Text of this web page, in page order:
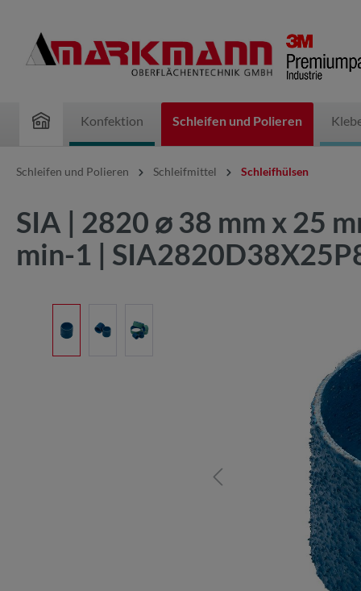
Konfektion Schleifen und Polieren
Schleifen und Polieren Schleifmittel Schleifhülsen
SIA | 2820 ⌀ 38 mm x 25
min-1 |